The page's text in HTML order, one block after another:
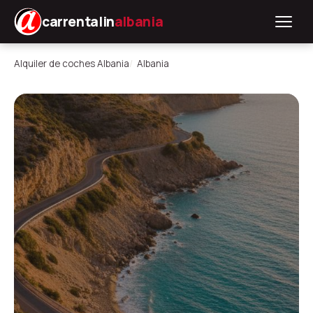
carrentalinalbania
Alquiler de coches Albania Albania